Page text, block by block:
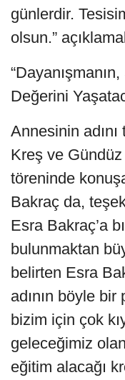
günlerdir.
olsun.”
Değerini
Annesinin
Kreş ve Gündüz
töreninde
Bakraç da,
Esra Bakraç’a
bulunmaktan
belirten Esra
adının böyle
bizim için çok
geleceğimiz
eğitim alacağı